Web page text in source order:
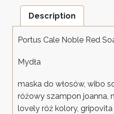
Description
Portus Cale Noble Red
Mydła
maska do włosów, wibo
różowy szampon joanna,
lovely róż kolory,